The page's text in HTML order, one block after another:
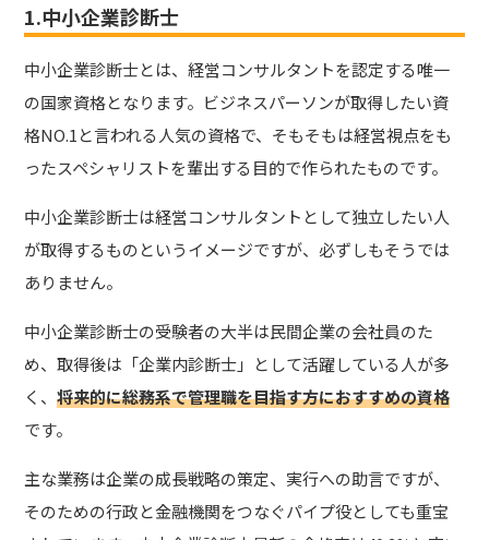
1.中小企業診断士
中小企業診断士とは、経営コンサルタントを認定する唯一
の国家資格となります。ビジネスパーソンが取得したい資
格NO.1と言われる人気の資格で、そもそもは経営視点をも
ったスペシャリストを輩出する目的で作られたものです。
中小企業診断士は経営コンサルタントとして独立したい人
が取得するものというイメージですが、必ずしもそうでは
ありません。
中小企業診断士の受験者の大半は民間企業の会社員のた
め、取得後は「企業内診断士」として活躍している人が多
く、将来的に総務系で管理職を目指す方におすすめの資格
です。
主な業務は企業の成長戦略の策定、実行への助言ですが、
そのための行政と金融機関をつなぐパイプ役としても重宝